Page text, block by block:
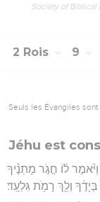
Society of Biblical
2 Rois 9
Seuls les Évangiles
Jéhu est
ל֜וֹ חֲגֹ֣ר מָתְנֶ֗יךָ
וְלֵ֖ךְ רָמֹ֥ת גִּלְעָֽד׃